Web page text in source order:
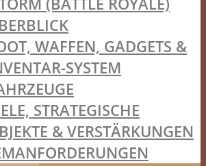
WAFFEN, GADGETS &
SYSTEM
STRATEGISCHE
& VERSTÄRKUNGEN